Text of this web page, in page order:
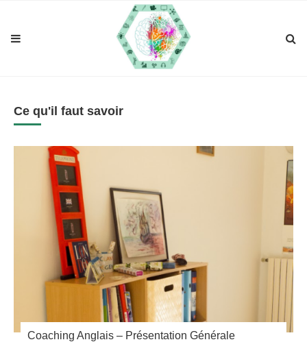
Ce qu'il faut savoir
Coaching Anglais – Présentation Générale